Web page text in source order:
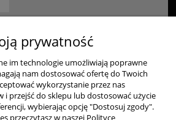
Zakupy
Pomoc
prywatność
im technologie umożliwiają poprawne
nam dostosować ofertę do Twoich
wykorzystanie przez nas
i przejść do sklepu lub dostosować użycie
wybierając opcję "Dostosuj zgody".
przeczytasz w naszej Polityce